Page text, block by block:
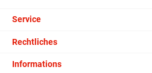
Service
Rechtliches
Informations